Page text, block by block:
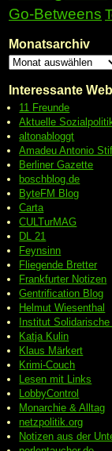
Go-Betweens
Monatsarchiv
Interessante
11 Freunde
Aktuelle
altonabloggt
Amadeu Antonio
Berliner Gazette
boschblog.de
ByteFM Blog
Carta
CULTurMAG
DL 21
Feynsinn
Fliegende Bretter
Frankfurter Notizen
Gentrification Blog
Helmut Wiesenthal
Institut Solidarische
Katja Kulin
Klaus Märkert
Krimi-Couch
Lesen mit Links
LobbyControl
Monarchie & Alltag
netzpolitik.org
Notizen aus der